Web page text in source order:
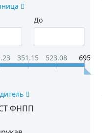
До
351.15 523.08 695
ФНПП